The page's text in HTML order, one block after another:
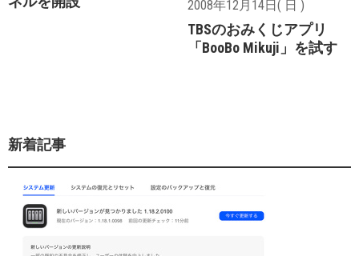
2008年12月14日( 日 )
TBSのおみくじアプリ
「BooBo Mikuji」を試す
新着記事